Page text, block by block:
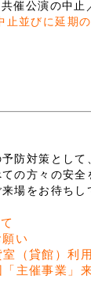
催公演の中止
止並びに延期
防対策とし
の方々の安
場をお待ちし
い
（貸館）利
主催事業」